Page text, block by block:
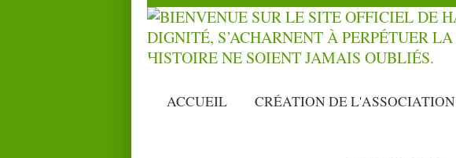
ACCUEIL CRÉATION DE L'ASSOCIATION